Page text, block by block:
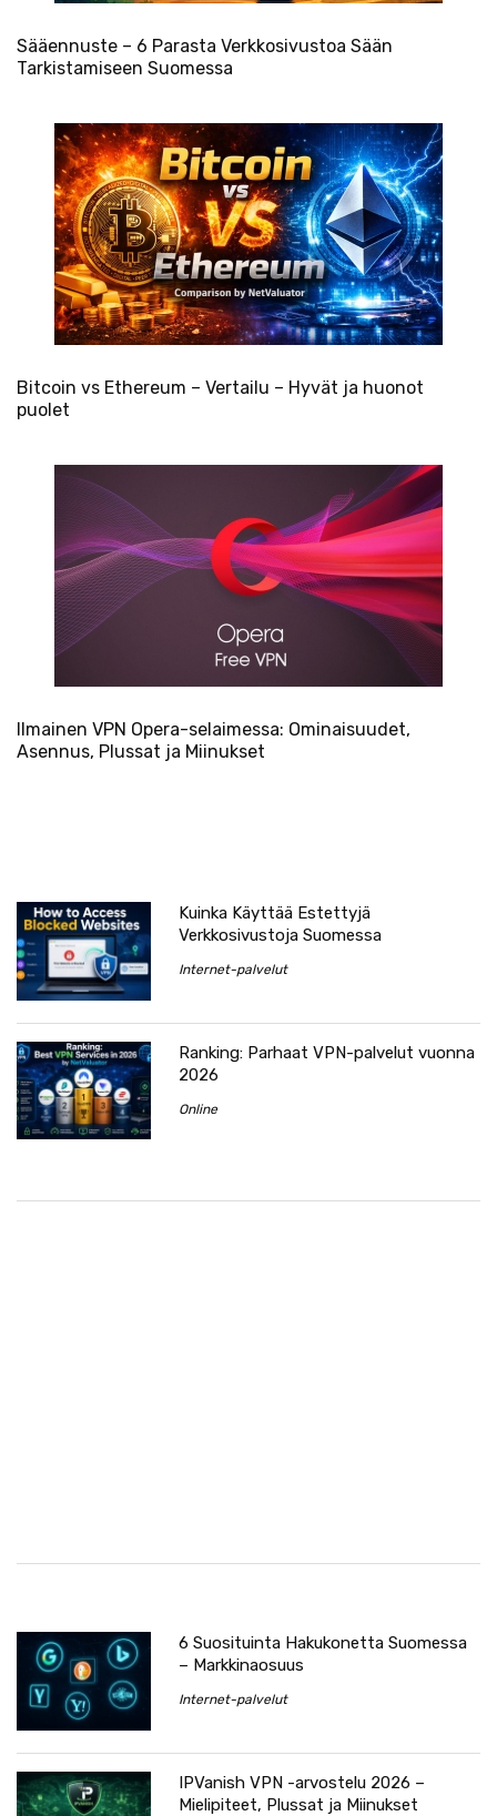
Sääennuste – 6 Parasta Verkkosivustoa Sään
Tarkistamiseen Suomessa
Bitcoin vs Ethereum – Vertailu – Hyvät ja huonot
puolet
Ilmainen VPN Opera-selaimessa: Ominaisuudet,
Asennus, Plussat ja Miinukset
Kuinka Käyttää Estettyjä
Verkkosivustoja Suomessa
Internet-palvelut
Ranking: Parhaat VPN-palvelut vuonna
2026
Online
6 Suosituinta Hakukonetta Suomessa
– Markkinaosuus
Internet-palvelut
IPVanish VPN -arvostelu 2026 –
Mielipiteet, Plussat ja Miinukset